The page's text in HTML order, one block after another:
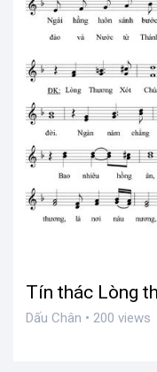
Tín thác Lòng
Dấu Chân • 200 views